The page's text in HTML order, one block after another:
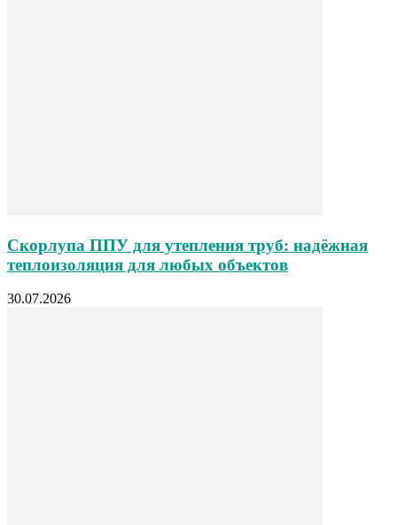
Скорлупа ППУ для утепления труб: надёжная
теплоизоляция для любых объектов
30.07.2026